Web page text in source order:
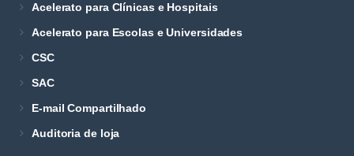
Acelerato para Clínicas e Hospitais
Acelerato para Escolas e Universidades
CSC
SAC
E-mail Compartilhado
Auditoria de loja